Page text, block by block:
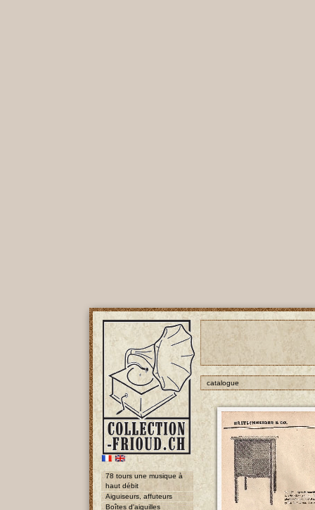
78 tours une musique à
haut débit
Aiguiseurs, affuteurs
Boîtes d'aiguilles
catalogue